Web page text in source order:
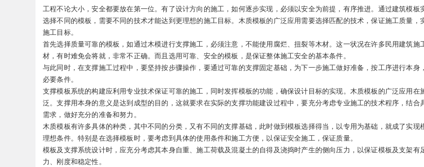
工程不论大小，安全都要放在第一位。有了设计方向的施工，如何逐步实现，必须以安全为前提，有序推进。通过建筑模板
选择不同的模板，需要不同的技术才能达到更理想的施工目标。木质模板的广泛应用需要选择匹配的技术，保证施工质量，
施工目标。
首先选择质量可靠的模板，如通过木模进行支撑施工，必须注意，不能使用腐烂、扭裂等木材。这一状况在许多民用建筑施
材，有时难免会将就，非常不正确。而且选用可靠、安全的模板，是保证整体施工安全的基本条件。
与此同时，在支撑施工过程中，要坚持按步骤操作，要通过可靠的支撑固定基础，为下一步施工做好准备，按工序进行本身
必要条件。
支撑模板系统的构建应利用专业技术保证可靠的施工，同时发挥模板的功能，确保设计目标的实现。木质模板的广泛应用在
泛。支撑用本身的意义是达到成型的目的，这就要求在实际的支撑功能建设过程中，要充分考虑专业施工的技术程序，结合
需求，做好充分的准备和努力。
木质模板有许多具体的种类，其中不同的分类，又有不同的支撑基础，此时做到模板选择得当，以专用为基础，就成了实现
理想条件。特别是在选择模板时，要考虑到具体的使用条件和施工方便，以保证安全施工，保证质量。
模板及支撑系统设计时，应充分考虑其本身自重、施工荷载及混凝土的自得及浇捣时产生的侧向压力，以保证模板及支架有
力、刚度和稳定性。